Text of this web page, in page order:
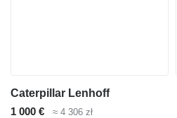
Caterpillar Lenhoff
1 000 €
≈ 4 306 zł